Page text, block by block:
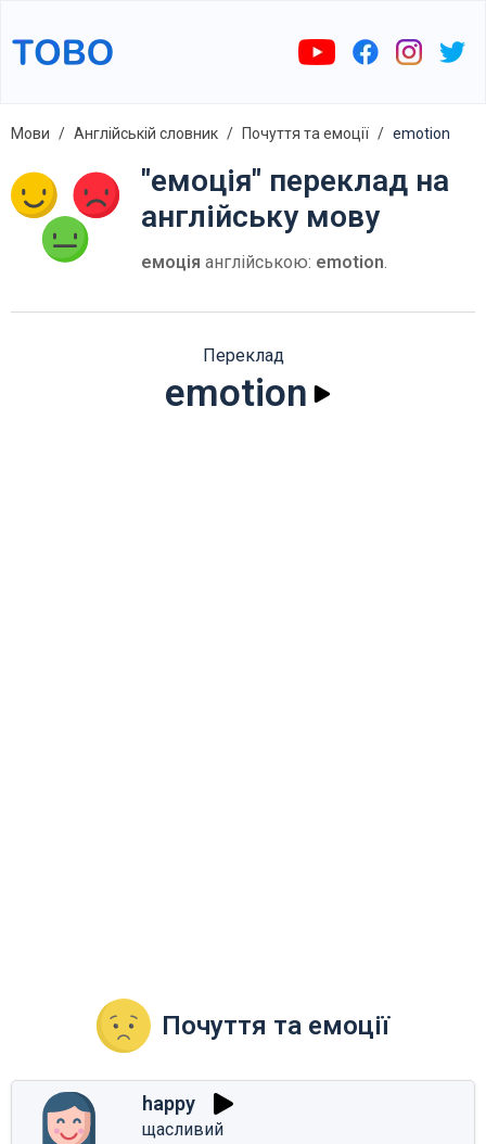
Мови Англійській словник Почуття та емоції emotion
"емоція" переклад на
англійську мову
емоція англійською: emotion.
Переклад
emotion
Почуття та емоції
happy
щасливий